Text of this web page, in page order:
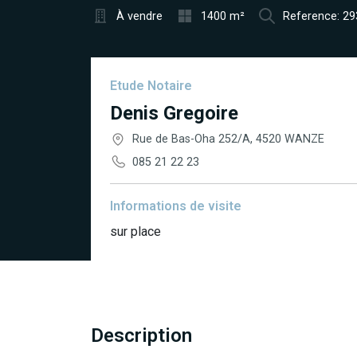
À vendre 1400 m² Reference:
Etude Notaire
Denis Gregoire
Rue de Bas-Oha 252/A, 4520 WANZE
085 21 22 23
Informations de visite
sur place
Description